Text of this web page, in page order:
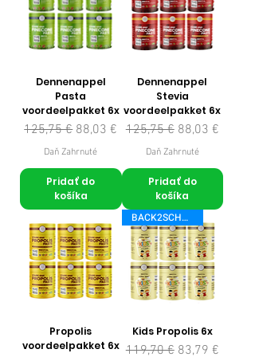
Dennenappel
Pasta
voordeelpakket 6x
Normálna cena
125,75 € Zľavnená cena
88,03 €
Daň Zahrnuté
Pridať do
košíka
Dennenappel
Stevia
voordeelpakket 6x
Normálna cena
125,75 € Zľavnená cena
88,03 €
Daň Zahrnuté
Pridať do
košíka
Propolis
voordeelpakket 6x
BACK2SCHOOL
Kids Propolis 6x
Normálna cena
119,70 € Zľavnená cena
83,79 €